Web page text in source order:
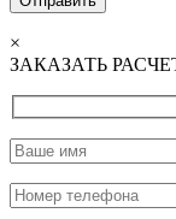
×
ЗАКАЗАТЬ